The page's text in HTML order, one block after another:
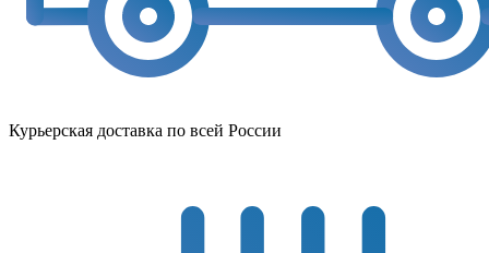
Курьерская доставка по всей России